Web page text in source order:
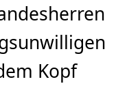
Kopf